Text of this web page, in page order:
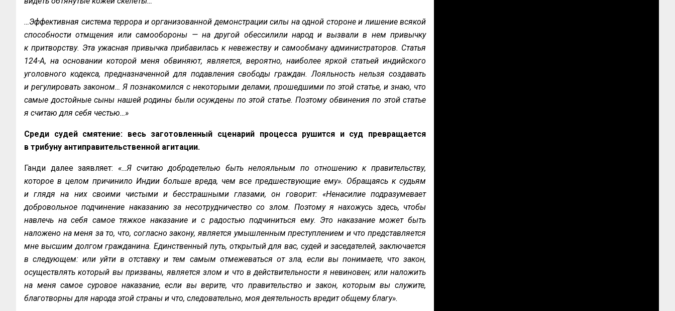
…Эффективная система террора и организованной демонстрации силы на одной стороне и лишение всякой
способности отмщения или самообороны — на другой обессилили народ и вызвали в нем привычку
к притворству. Эта ужасная привычка прибавилась к невежеству и самообману администраторов. Статья
124-А, на основании которой меня обвиняют, является, вероятно, наиболее яркой статьей индийского
уголовного кодекса, предназначенной для подавления свободы граждан. Лояльность нельзя создавать
и регулировать законом… Я познакомился с некоторыми делами, прошедшими по этой статье, и знаю, что
самые достойные сыны нашей родины были осуждены по этой статье. Поэтому обвинения по этой статье
я считаю для себя честью…»
Среди судей смятение: весь заготовленный сценарий процесса рушится и суд превращается
в трибуну антиправительственной агитации.
Ганди далее заявляет: «…Я считаю добродетелью быть нелояльным по отношению к правительству,
которое в целом причинило Индии больше вреда, чем все предшествующие ему». Обращаясь к судьям
и глядя на них своими чистыми и бесстрашными глазами, он говорит: «Ненасилие подразумевает
добровольное подчинение наказанию за несотрудничество со злом. Поэтому я нахожусь здесь, чтобы
навлечь на себя самое тяжкое наказание и с радостью подчиниться ему. Это наказание может быть
наложено на меня за то, что, согласно закону, является умышленным преступлением и что представляется
мне высшим долгом гражданина. Единственный путь, открытый для вас, судей и заседателей, заключается
в следующем: или уйти в отставку и тем самым отмежеваться от зла, если вы понимаете, что закон,
осуществлять который вы призваны, является злом и что в действительности я невиновен; или наложить
на меня самое суровое наказание, если вы верите, что правительство и закон, которым вы служите,
благотворны для народа этой страны и что, следовательно, моя деятельность вредит общему благу».